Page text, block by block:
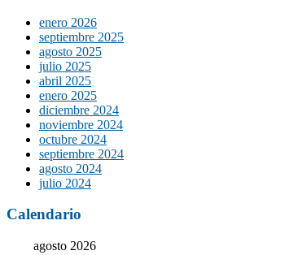
enero 2026
septiembre 2025
agosto 2025
julio 2025
abril 2025
enero 2025
diciembre 2024
noviembre 2024
octubre 2024
septiembre 2024
agosto 2024
julio 2024
Calendario
agosto 2026